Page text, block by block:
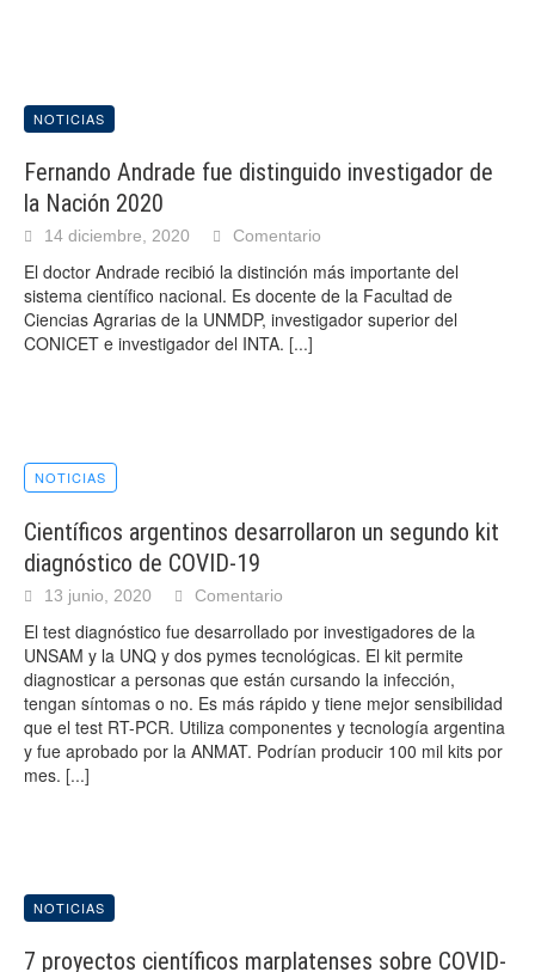
NOTICIAS
Fernando Andrade fue distinguido investigador de
la Nación 2020
14 diciembre, 2020 Comentario
El doctor Andrade recibió la distinción más importante del
sistema científico nacional. Es docente de la Facultad de
Ciencias Agrarias de la UNMDP, investigador superior del
CONICET e investigador del INTA. [...]
NOTICIAS
Científicos argentinos desarrollaron un segundo kit
diagnóstico de COVID-19
13 junio, 2020 Comentario
El test diagnóstico fue desarrollado por investigadores de la
UNSAM y la UNQ y dos pymes tecnológicas. El kit permite
diagnosticar a personas que están cursando la infección,
tengan síntomas o no. Es más rápido y tiene mejor sensibilidad
que el test RT-PCR. Utiliza componentes y tecnología argentina
y fue aprobado por la ANMAT. Podrían producir 100 mil kits por
mes. [...]
NOTICIAS
7 proyectos científicos marplatenses sobre COVID-